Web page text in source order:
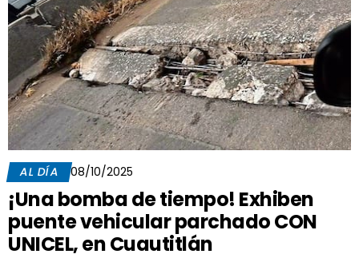
AL DÍA 08/10/2025
¡Una bomba de tiempo! Exhiben
puente vehicular parchado CON
UNICEL, en Cuautitlán